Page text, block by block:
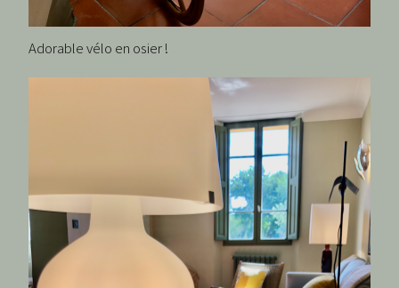
Adorable vélo en osier !